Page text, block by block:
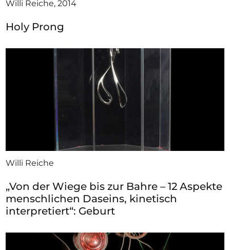
Willi Reiche, 2014
Holy Prong
Willi Reiche
„Von der Wiege bis zur Bahre – 12 Aspekte
menschlichen Daseins, kinetisch
interpretiert“: Geburt